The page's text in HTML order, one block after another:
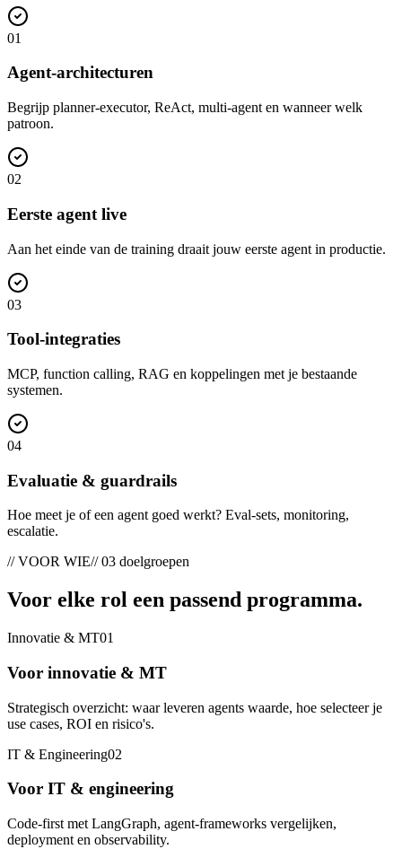
01
Agent-architecturen
Begrijp planner-executor, ReAct, multi-agent en wanneer welk
patroon.
02
Eerste agent live
Aan het einde van de training draait jouw eerste agent in productie.
03
Tool-integraties
MCP, function calling, RAG en koppelingen met je bestaande
systemen.
04
Evaluatie & guardrails
Hoe meet je of een agent goed werkt? Eval-sets, monitoring,
escalatie.
// VOOR WIE// 03 doelgroepen
Voor elke rol een passend programma.
Innovatie & MT01
Voor innovatie & MT
Strategisch overzicht: waar leveren agents waarde, hoe selecteer je
use cases, ROI en risico's.
IT & Engineering02
Voor IT & engineering
Code-first met LangGraph, agent-frameworks vergelijken,
deployment en observability.